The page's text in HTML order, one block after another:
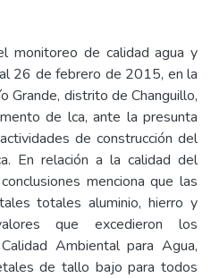
monitoreo de calidad agua y
26 de febrero de 2015, en la
Grande, distrito de Changuillo,
de lca, ante la presunta
de construcción del
En relación a la calidad del
menciona que las
totales aluminio, hierro y
que excedieron los
Ambiental para Agua,
de tallo bajo para todos